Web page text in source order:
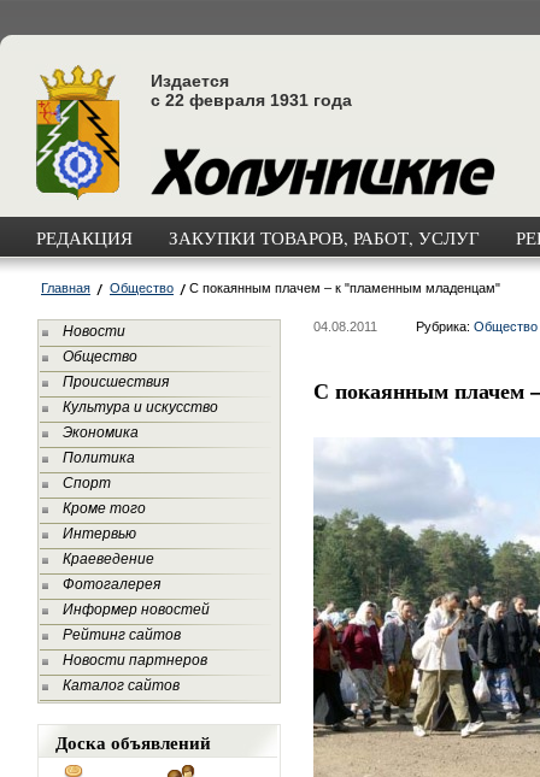
Издается
с 22 февраля 1931 года
РЕДАКЦИЯ ЗАКУПКИ ТОВАРОВ, РАБОТ, УСЛУГ
Главная Общество С покаянным плачем – к "пламенным младенцам"
Новости
Общество
Происшествия
Культура и искусство
Экономика
Политика
Спорт
Кроме того
Интервью
Краеведение
Фотогалерея
Информер новостей
Рейтинг сайтов
Новости партнеров
Каталог сайтов
Доска объявлений
04.08.2011 Рубрика: Общество
С покаянным плачем